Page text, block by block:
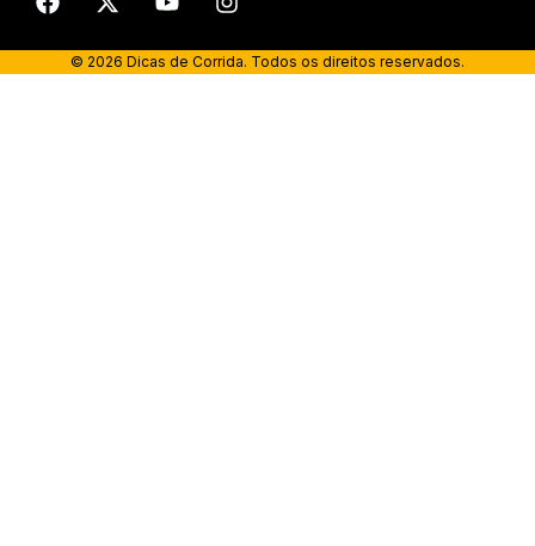
© 2026 Dicas de Corrida. Todos os direitos reservados.